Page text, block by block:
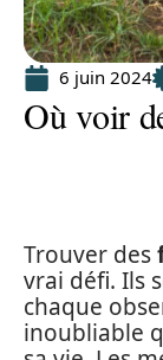
6 juin 2024
Où voir
Trouver des
vrai défi. Ils
chaque
inoubliable